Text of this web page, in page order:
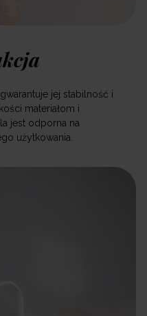
jej stabilność i
materiałom i
jest odporna na
użytkowania.